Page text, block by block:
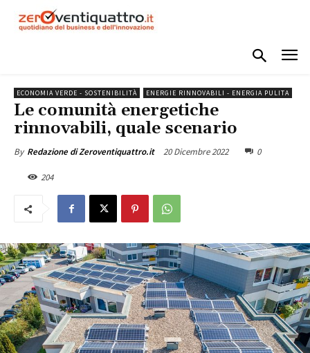
ECONOMIA VERDE - SOSTENIBILITÀ ENERGIE RINNOVABILI - ENERGIA PULITA
Le comunità energetiche
rinnovabili, quale scenario
By Redazione di Zeroventiquattro.it 20 Dicembre 2022 0
204